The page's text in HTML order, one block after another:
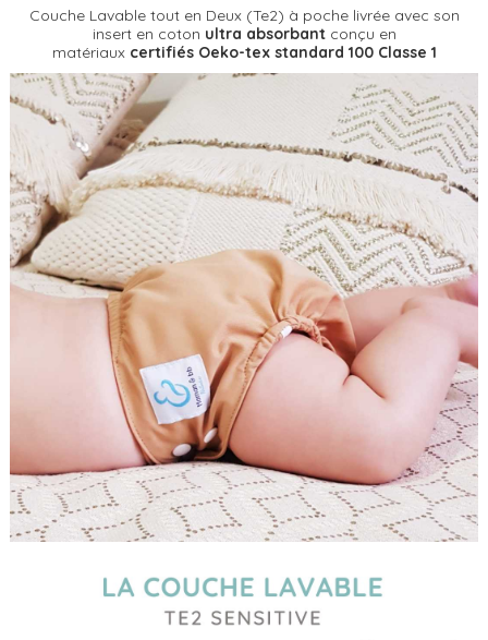
Couche Lavable tout en Deux (Te2) à poche livrée avec son
insert en coton ultra absorbant conçu en
matériauxcertifiés Oeko-tex standard 100 Classe 1